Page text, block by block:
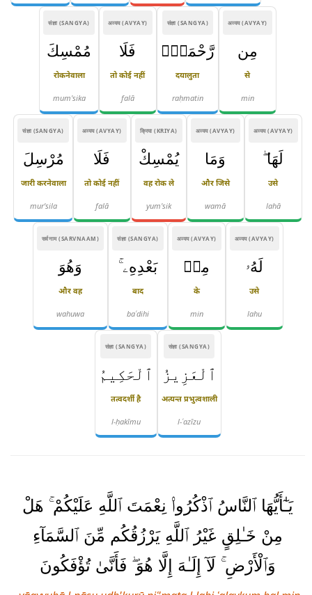
अव्यय (AVYAY)
مِن
से
min
संज्ञा (SANGYA)
رَّحْمَةٍۢ
दयालुता
raḥmatin
अव्यय (AVYAY)
فَلَا
तो कोई नहीं
falā
संज्ञा (SANGYA)
مُمْسِكَ
रोकनेवाला
mum'sika
अव्यय (AVYAY)
لَهَا ۖ
उसे
lahā
अव्यय (AVYAY)
وَمَا
और जिसे
wamā
क्रिया (KRIYA)
يُمْسِكْ
वह रोक ले
yum'sik
अव्यय (AVYAY)
فَلَا
तो कोई नहीं
falā
संज्ञा (SANGYA)
مُرْسِلَ
जारी करनेवाला
mur'sila
अव्यय (AVYAY)
لَهُۥ
उसे
lahu
अव्यय (AVYAY)
مِنۢ
के
min
संज्ञा (SANGYA)
بَعْدِهِۦ ۚ
बाद
baʿdihi
सर्वनाम (SARVNAAM)
وَهُوَ
और वह
wahuwa
संज्ञा (SANGYA)
ٱلْعَزِيزُ
अत्यन्त प्रभुत्वशाली
l-ʿazīzu
संज्ञा (SANGYA)
ٱلْحَكِيمُ
तत्वदर्शी है
l-ḥakīmu
يَـٰٓأَيُّهَا ٱلنَّاسُ ٱذْكُرُوا۟ نِعْمَتَ ٱللَّهِ عَلَيْكُمْ ۚ هَلْ
مِنْ خَـٰلِقٍ غَيْرُ ٱللَّهِ يَرْزُقُكُم مِّنَ ٱلسَّمَآءِ
وَٱلْأَرْضِ ۚ لَآ إِلَـٰهَ إِلَّا هُوَ ۖ فَأَنَّىٰ تُؤْفَكُونَ